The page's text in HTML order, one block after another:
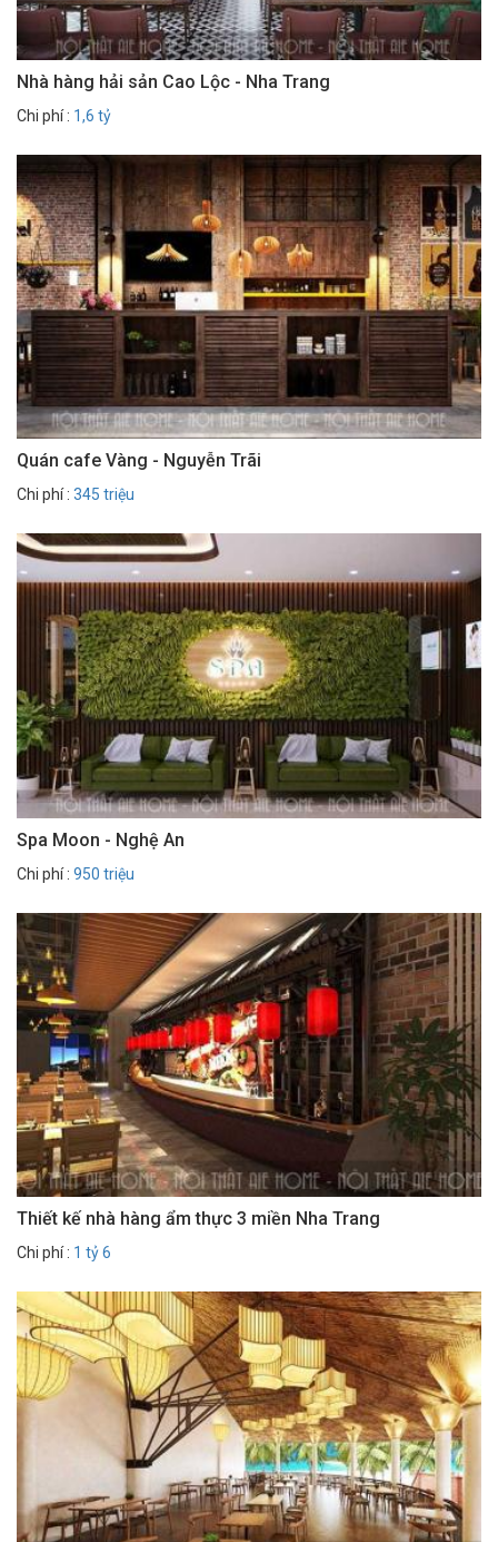
Nhà hàng hải sản Cao Lộc - Nha Trang
Chi phí : 1,6 tỷ
Quán cafe Vàng - Nguyễn Trãi
Chi phí : 345 triệu
Spa Moon - Nghệ An
Chi phí : 950 triệu
Thiết kế nhà hàng ẩm thực 3 miền Nha Trang
Chi phí : 1 tỷ 6